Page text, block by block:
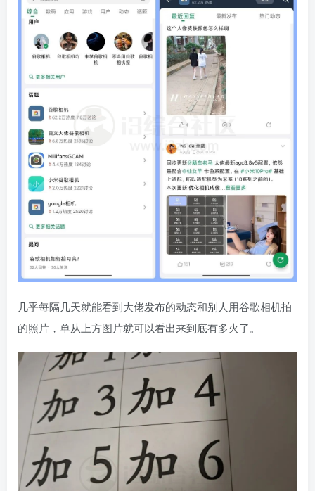
几乎每隔几天就能看到大佬发布的动态和别人用谷歌相机拍
的照片，单从上方图片就可以看出来到底有多火了。